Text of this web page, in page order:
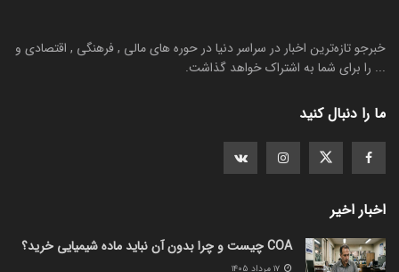
خبرجو تازه‌ترین اخبار در سراسر دنیا در حوره های مالی , فرهنگی , اقتصادی و
... را برای شما به اشتراک خواهد گذاشت.
ما را دنبال کنید
اخبار اخیر
COA چیست و چرا بدون آن نباید ماده شیمیایی خرید؟